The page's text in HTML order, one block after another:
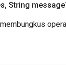
, String message